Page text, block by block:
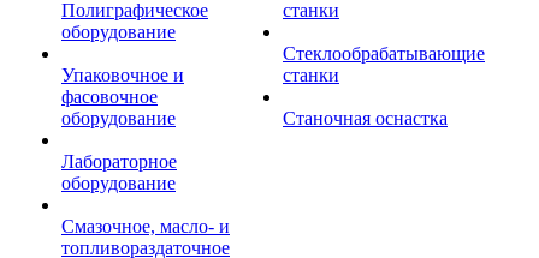
Полиграфическое
оборудование
Упаковочное и
фасовочное
оборудование
Лабораторное
оборудование
Смазочное, масло- и
топливораздаточное
станки
Стеклообрабатывающие
станки
Станочная оснастка